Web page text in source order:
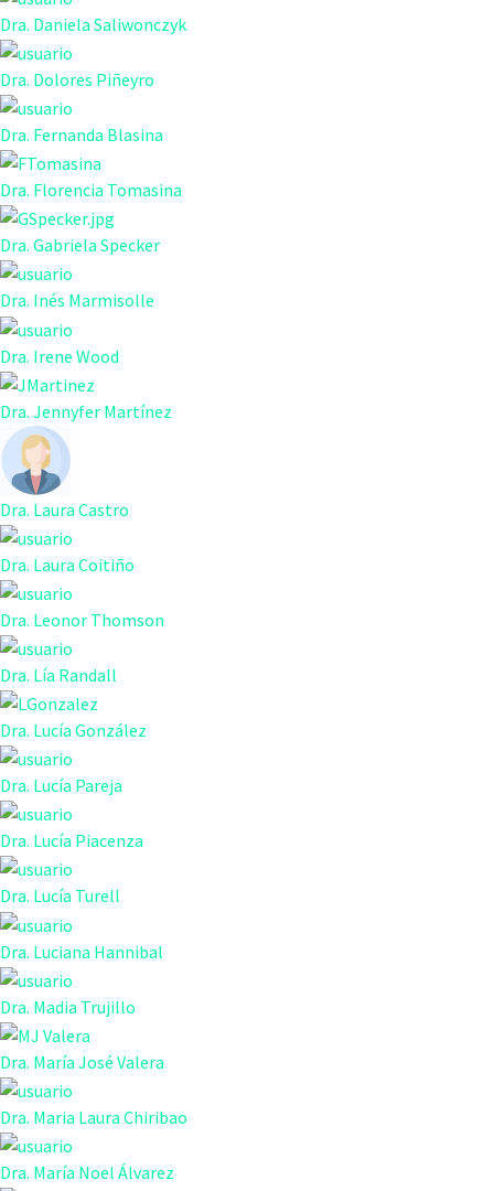
Dra. Daniela Saliwonczyk
Dra. Dolores Piñeyro
Dra. Fernanda Blasina
Dra. Florencia Tomasina
Dra. Gabriela Specker
Dra. Inés Marmisolle
Dra. Irene Wood
Dra. Jennyfer Martínez
Dra. Laura Castro
Dra. Laura Coitiño
Dra. Leonor Thomson
Dra. Lía Randall
Dra. Lucía González
Dra. Lucía Pareja
Dra. Lucía Piacenza
Dra. Lucía Turell
Dra. Luciana Hannibal
Dra. Madia Trujillo
Dra. María José Valera
Dra. Maria Laura Chiribao
Dra. María Noel Álvarez